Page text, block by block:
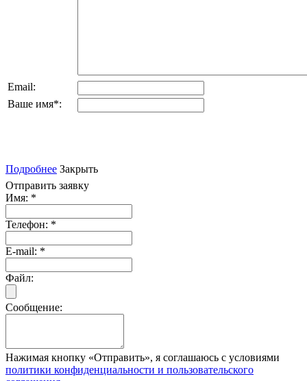
Email:
Ваше имя*:
Подробнее Закрыть
Отправить заявку
Имя: *
Телефон: *
E-mail: *
Файл:
Сообщение:
Нажимая кнопку «Отправить», я соглашаюсь с условиями
политики конфиденциальности и пользовательского